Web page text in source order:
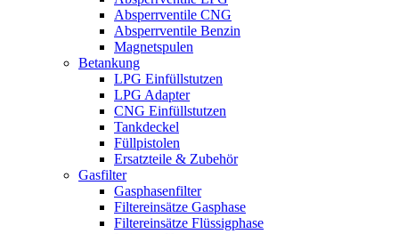
Absperrventile CNG
Absperrventile Benzin
Magnetspulen
Betankung
LPG Einfüllstutzen
LPG Adapter
CNG Einfüllstutzen
Tankdeckel
Füllpistolen
Ersatzteile & Zubehör
Gasfilter
Gasphasenfilter
Filtereinsätze Gasphase
Filtereinsätze Flüssigphase